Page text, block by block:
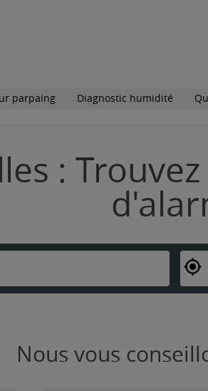
parpaing Diagnostic humidité
:
Nous vous